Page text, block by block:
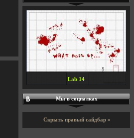
Lab 14
Мы в социалках
Скрыть правый сайдбар »